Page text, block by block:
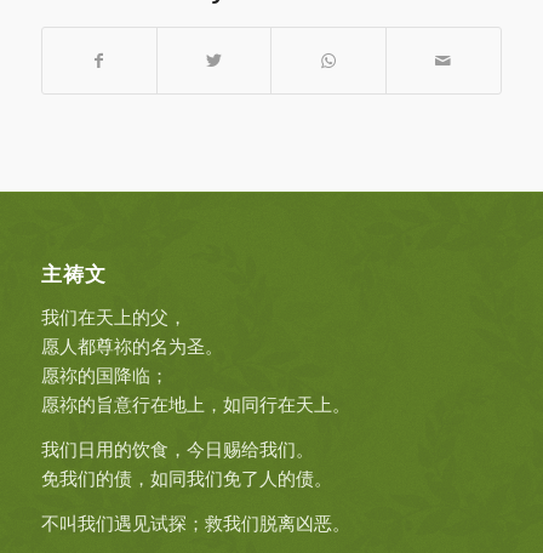
主祷文
我们在天上的父，
愿人都尊祢的名为圣。
愿祢的国降临；
愿祢的旨意行在地上，如同行在天上。
我们日用的饮食，今日赐给我们。
免我们的债，如同我们免了人的债。
不叫我们遇见试探；救我们脱离凶恶。